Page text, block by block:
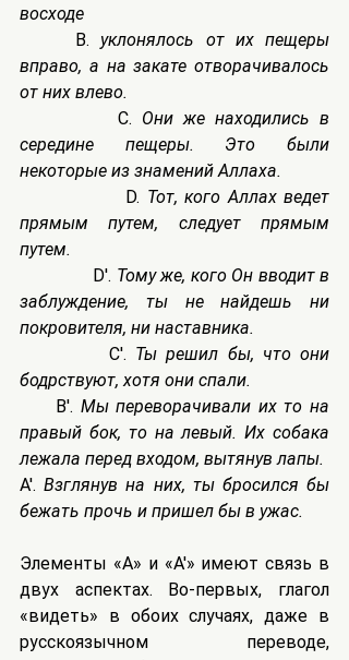
восходе
     B.
уклонялось от их пещеры
вправо, а на закате отворачивалось
от них влево.
          C.
Они же находились в
середине пещеры. Это были
некоторые из знамений Аллаха.
               D.
Тот, кого Аллах ведет
прямым путем, следует прямым
путем.
               D'.
Тому же, кого Он вводит в
заблуждение, ты не найдешь ни
покровителя, ни наставника.
          C'.
Ты решил бы, что они
бодрствуют, хотя они спали.
     B'.
Мы переворачивали их то на
правый бок, то на левый. Их собака
лежала перед входом, вытянув лапы.
A'. Взглянув на них, ты бросился бы
бежать прочь и пришел бы в ужас.
Элементы «А» и «A'» имеют связь в
двух аспектах. Во-первых, глагол
«видеть» в обоих случаях, даже в
русскоязычном переводе,